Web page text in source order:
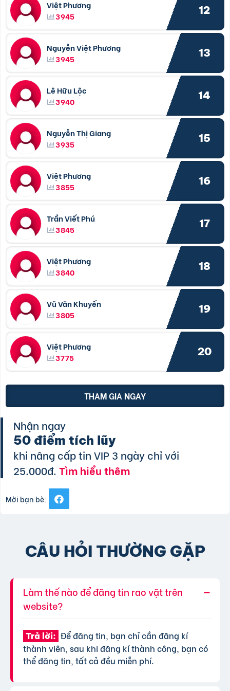
Việt Phương
3945
12
Nguyễn Việt Phương
3945
13
Lê Hữu Lộc
3940
14
Nguyễn Thị Giang
3935
15
Việt Phương
3855
16
Trần Viết Phú
3845
17
Việt Phương
3840
18
Vũ Văn Khuyến
3805
19
Việt Phương
3775
20
THAM GIA NGAY
Nhận ngay
50 điểm tích lũy
khi nâng cấp tin VIP 3 ngày chỉ với
25.000đ.Tìm hiểu thêm
Mời bạn bè:
CÂU HỎI THƯỜNG GẶP
Làm thế nào để đăng tin rao vặt trên
website?
Trả lời: Để đăng tin, bạn chỉ cần đăng kí
thành viên, sau khi đăng kí thành công, bạn có
thể đăng tin, tất cả đều miễn phí.